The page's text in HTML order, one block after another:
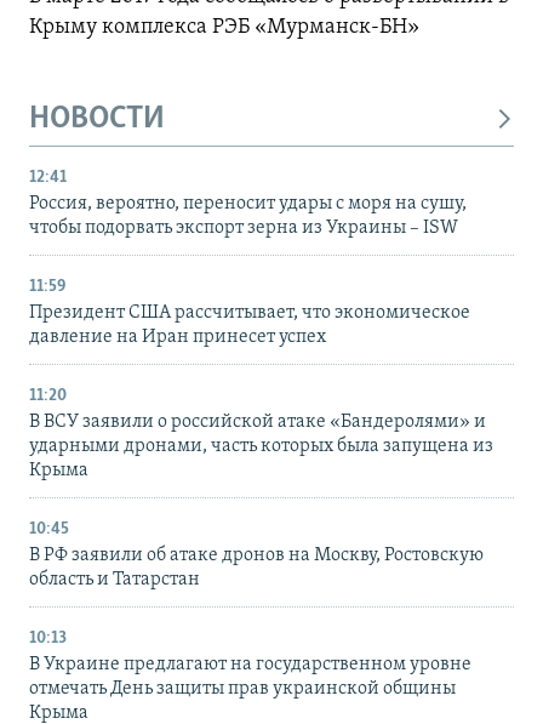
Крыму комплекса РЭБ «Мурманск-БН»
НОВОСТИ
12:41
Россия, вероятно, переносит удары с моря на сушу,
чтобы подорвать экспорт зерна из Украины – ISW
11:59
Президент США рассчитывает, что экономическое
давление на Иран принесет успех
11:20
В ВСУ заявили о российской атаке «Бандеролями» и
ударными дронами, часть которых была запущена из
Крыма
10:45
В РФ заявили об атаке дронов на Москву, Ростовскую
область и Татарстан
10:13
В Украине предлагают на государственном уровне
отмечать День защиты прав украинской общины
Крыма